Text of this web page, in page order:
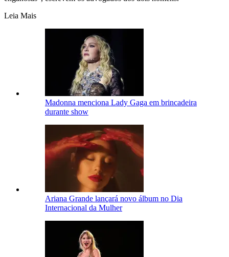
Leia Mais
Madonna menciona Lady Gaga em brincadeira
durante show
Ariana Grande lançará novo álbum no Dia
Internacional da Mulher